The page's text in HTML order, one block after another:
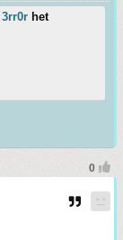
3rr0r het